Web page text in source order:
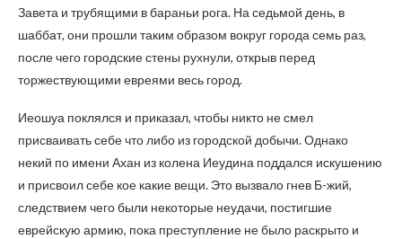
Завета и трубящими в бараньи рога. На седьмой день, в
шаббат, они прошли таким образом вокруг города семь раз,
после чего городские стены рухнули, открыв перед
торжествующими евреями весь город.
Иеошуа поклялся и приказал, чтобы никто не смел
присваивать себе что либо из городской добычи. Однако
некий по имени Ахан из колена Иеудина поддался искушению
и присвоил себе кое какие вещи. Это вызвало гнев Б-жий,
следствием чего были некоторые неудачи, постигшие
еврейскую армию, пока преступление не было раскрыто и